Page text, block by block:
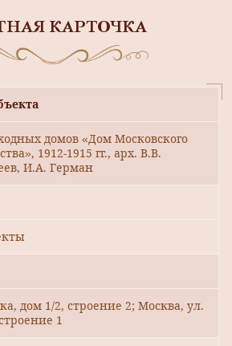
КАРТОЧКА
домов «Дом Московского
1912-1915 гг., арх. В.В.
И.А. Герман
дом 1/2, строение 2; Москва, ул.
1